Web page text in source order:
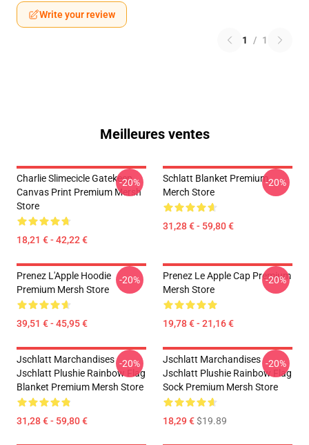
Write your review
1 / 1
Meilleures ventes
Charlie Slimecicle Gatekeep
Canvas Print Premium Mersh
Store
18,21 € - 42,22 €
-20%
Schlatt Blanket Premium
Merch Store
31,28 € - 59,80 €
-20%
Prenez L'Apple Hoodie
Premium Mersh Store
39,51 € - 45,95 €
-20%
Prenez Le Apple Cap Premium
Mersh Store
19,78 € - 21,16 €
-20%
Jschlatt Marchandises
Jschlatt Plushie Rainbow Flag
Blanket Premium Mersh Store
31,28 € - 59,80 €
-20%
Jschlatt Marchandises
Jschlatt Plushie Rainbow Flag
Sock Premium Mersh Store
18,29 €$19.89
-20%